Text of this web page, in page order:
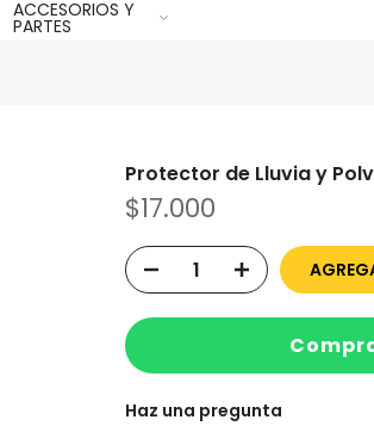
ACCESORIOS Y
PARTES
Protector de Lluvia y
$17.000
Haz una pregunta